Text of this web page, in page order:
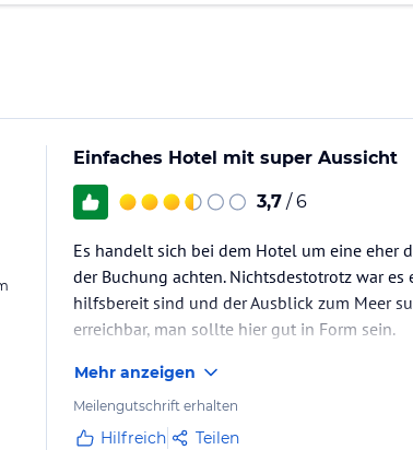
Einfaches Hotel mit super Aussicht
3,7 / 6
Es handelt sich bei dem Hotel um eine eher
der Buchung achten. Nichtsdestotrotz war
hilfsbereit sind und der Ausblick zum Meer
erreichbar, man sollte hier gut in Form sein.
Mehr anzeigen
Meilengutschrift erhalten
Hilfreich Teilen